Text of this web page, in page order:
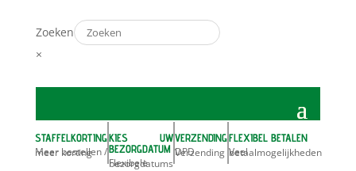
Zoeken
×
STAFFELKORTING
Meer bestellen / meer korting
KIES UW
BEZORGDATUM
Flexibele bezorgdatums
VERZENDING
DPD Verzending
FLEXIBEL BETALEN
Veel betaalmogelijkheden